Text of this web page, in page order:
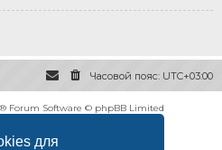
для
Часовой пояс: UTC+03:00
® Forum Software © phpBB Limited
|Правила